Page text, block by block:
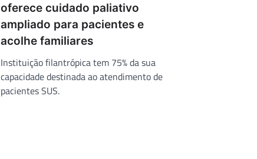
oferece cuidado paliativo
ampliado para pacientes e
acolhe familiares
Instituição filantrópica tem 75% da sua
capacidade destinada ao atendimento de
pacientes SUS.